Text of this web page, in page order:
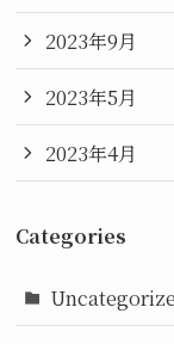
2023年9月
2023年5月
2023年4月
Categories